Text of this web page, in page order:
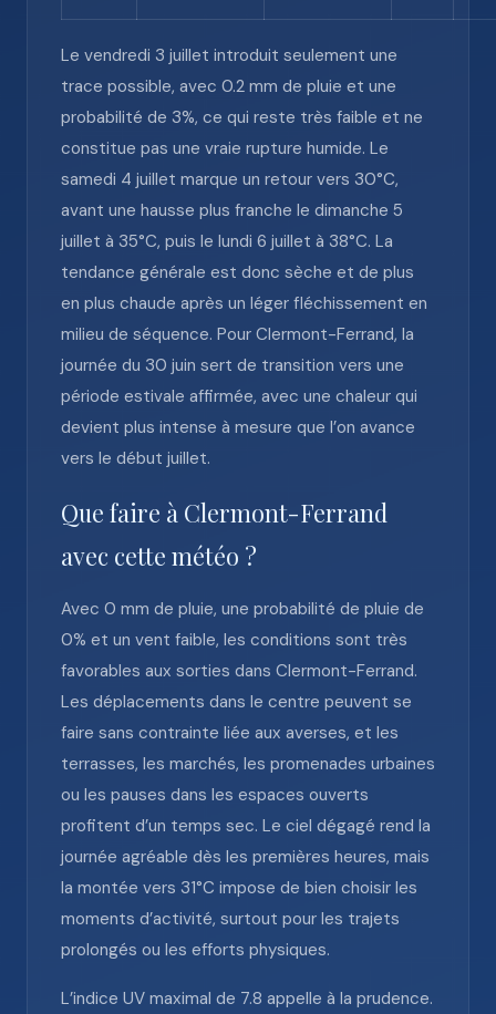
Le vendredi 3 juillet introduit seulement une
trace possible, avec 0.2 mm de pluie et une
probabilité de 3%, ce qui reste très faible et ne
constitue pas une vraie rupture humide. Le
samedi 4 juillet marque un retour vers 30°C,
avant une hausse plus franche le dimanche 5
juillet à 35°C, puis le lundi 6 juillet à 38°C. La
tendance générale est donc sèche et de plus
en plus chaude après un léger fléchissement en
milieu de séquence. Pour Clermont-Ferrand, la
journée du 30 juin sert de transition vers une
période estivale affirmée, avec une chaleur qui
devient plus intense à mesure que l’on avance
vers le début juillet.
Que faire à Clermont-Ferrand
avec cette météo ?
Avec 0 mm de pluie, une probabilité de pluie de
0% et un vent faible, les conditions sont très
favorables aux sorties dans Clermont-Ferrand.
Les déplacements dans le centre peuvent se
faire sans contrainte liée aux averses, et les
terrasses, les marchés, les promenades urbaines
ou les pauses dans les espaces ouverts
profitent d’un temps sec. Le ciel dégagé rend la
journée agréable dès les premières heures, mais
la montée vers 31°C impose de bien choisir les
moments d’activité, surtout pour les trajets
prolongés ou les efforts physiques.
L’indice UV maximal de 7.8 appelle à la prudence.